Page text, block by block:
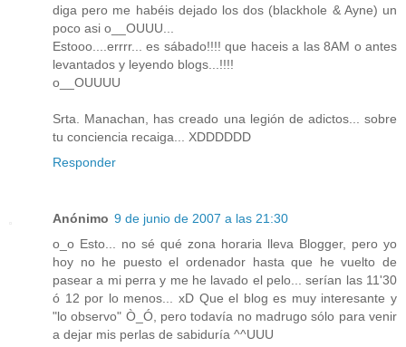
diga pero me habéis dejado los dos (blackhole & Ayne) un
poco asi o__OUUU...
Estooo....errrr... es sábado!!!! que haceis a las 8AM o antes
levantados y leyendo blogs...!!!!
o__OUUUU
Srta. Manachan, has creado una legión de adictos... sobre
tu conciencia recaiga... XDDDDDD
Responder
Anónimo 9 de junio de 2007 a las 21:30
o_o Esto... no sé qué zona horaria lleva Blogger, pero yo
hoy no he puesto el ordenador hasta que he vuelto de
pasear a mi perra y me he lavado el pelo... serían las 11'30
ó 12 por lo menos... xD Que el blog es muy interesante y
"lo observo" Ò_Ó, pero todavía no madrugo sólo para venir
a dejar mis perlas de sabiduría ^^UUU